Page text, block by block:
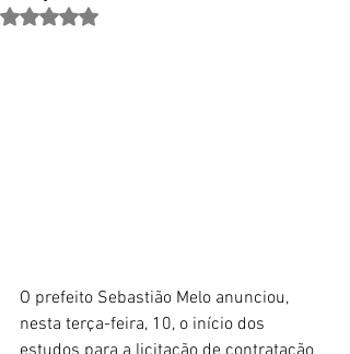
Avaliado com NaN de 5 estrelas.
O prefeito Sebastião Melo anunciou,
nesta terça-feira, 10, o início dos